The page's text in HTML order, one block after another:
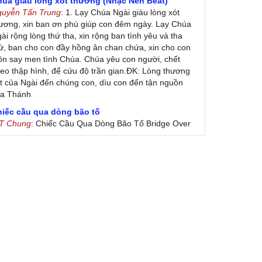
Tấn Trung: 1. Lạy Chúa Ngài giàu lòng xót
xin ban ơn phù giúp con đêm ngày. Lạy Chúa
rộng lòng thứ tha, xin rộng ban tình yêu và tha
ban cho con đầy hồng ân chan chứa, xin cho con
say men tình Chúa. Chúa yêu con người, chết
thập hình, để cứu độ trần gian.ĐK: Lòng thương
của Ngài đến chúng con, dìu con đến tận nguồn
Thánh
cầu qua dòng bão tố
Chung: Chiếc Cầu Qua Dòng Bão Tố Bridge Over
Water by Simon & Garfunkel (Released